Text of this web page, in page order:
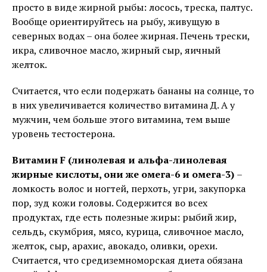
просто в виде жирной рыбы: лосось, треска, палтус.
Вообще ориентируйтесь на рыбу, живущую в
северных водах – она более жирная. Печень трески,
икра, сливочное масло, жирный сыр, яичный
желток.
Считается, что если подержать бананы на солнце, то
в них увеличивается количество витамина Д. А у
мужчин, чем больше этого витамина, тем выше
уровень тестостерона.
ВитаминF (линолевая и альфа-линолевая
жирные кислоты, они же омега-6 и омега-3) –
ломкость волос и ногтей, перхоть, угри, закупорка
пор, зуд кожи головы. Содержится во всех
продуктах, где есть полезные жиры: рыбий жир,
сельдь, скумбрия, мясо, курица, сливочное масло,
желток, сыр, арахис, авокадо, оливки, орехи.
Считается, что средиземноморская диета обязана